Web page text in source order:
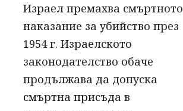
Израел премахва смъртното
наказание за убийство през
1954 г. Израелското
законодателство обаче
продължава да допуска
смъртна присъда в